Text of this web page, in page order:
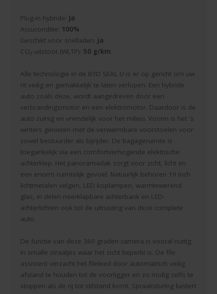
Plug-in hybride: Ja
Accuconditie: 100%
Geschikt voor snelladen: ja
CO₂-uitstoot (WLTP): 50 g/km
Alle technologie in de BYD SEAL U is er op gericht om uw
rit veilig en gemakkelijk te laten verlopen. Een hybride
auto zoals deze, wordt aangedreven door een
verbrandingsmotor en een elektromotor. Daardoor is de
auto zuinig en vriendelijk voor het milieu. Voorin is het 's
winters genieten met de verwarmbare voorstoelen voor
zowel bestuurder als bijrijder. De bagageruimte is
toegankelijk via een comfortverhogende elektrische
achterklep. Het panoramadak zorgt voor zicht, licht en
een enorm ruimtelijk gevoel. Natuurlijk behoren 19 inch
lichtmetalen velgen, LED koplampen, warmtewerend
glas, in delen neerklapbare achterbank en LED-
achterlichten ook tot de uitrusting van deze complete
auto.
De functie van deze 360 graden camera is vooral nuttig
in smalle straatjes waar het zicht beperkt is. De file
assistent verzacht het fileleed door automatisch veilig
afstand te houden tot de voorligger en zo nodig zelfs te
stoppen als de rij tot stilstand komt. Spraaksturing luistert